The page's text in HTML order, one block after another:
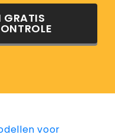
GRATIS
voor